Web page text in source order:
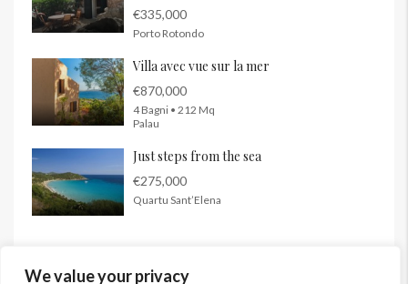
We value your privacy
€335,000
Porto Rotondo
Villa avec vue sur la mer
€870,000
4 Bagni • 212 Mq
Palau
Just steps from the sea
€275,000
Quartu Sant’Elena